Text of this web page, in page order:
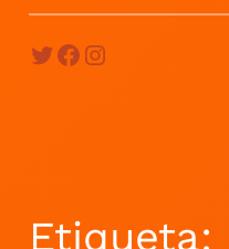
Twitter Facebook Instagram
Etiqueta: